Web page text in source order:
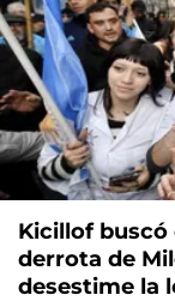
Kicillof buscó
derrota de
desestime la